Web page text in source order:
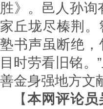
胜》。邑人孙询
家丘垅尽榛荆
塾书声虽断绝
目时劳看旧铭
善金身强地方文
【本网评论员